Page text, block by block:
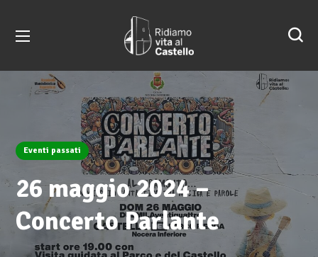
Eventi passati
26 maggio 2024 –
Concerto Parlante